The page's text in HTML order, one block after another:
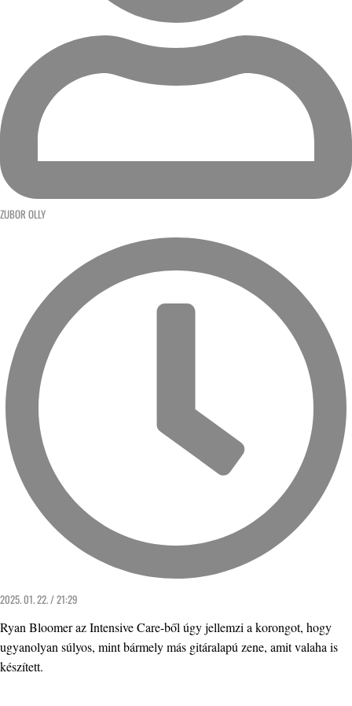
ZUBOR OLLY
2025. 01. 22. / 21:29
Ryan Bloomer az Intensive Care-ből úgy jellemzi a korongot, hogy
ugyanolyan súlyos, mint bármely más gitáralapú zene, amit valaha is
készített.